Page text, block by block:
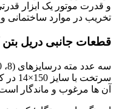
و قدرت موتور یک ابزار
تخریب در موارد ساختمانی
قطعات جانبی دریل بتن کن 5207
آن ها مرغوب و ماندگار